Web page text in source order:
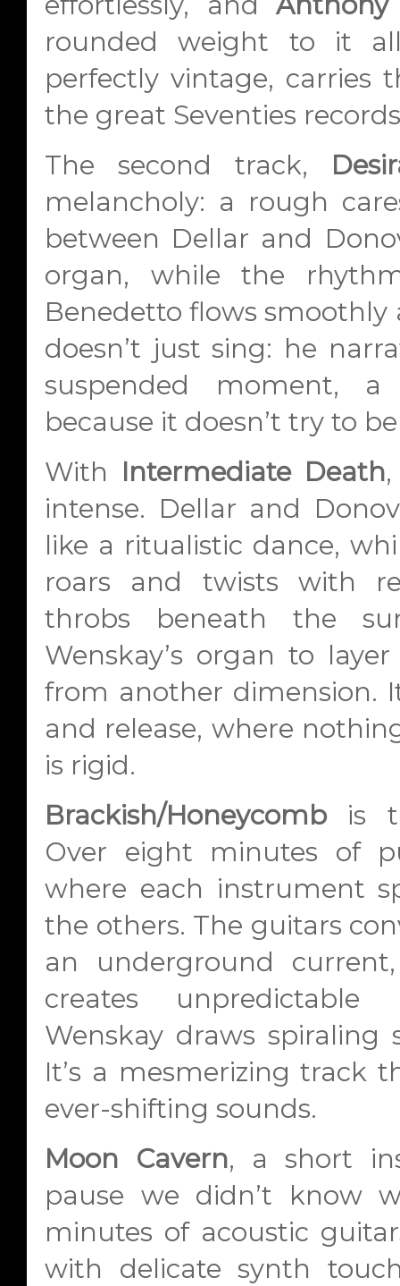
rounded weight to it
perfectly vintage, carries
the great Seventies
The second track,
melancholy: a rough
between Dellar and
organ, while the
Benedetto flows smoothly
doesn’t just sing: he
suspended moment,
because it doesn’t try to
With Intermediate Death
intense. Dellar and
like a ritualistic dance,
roars and twists with
throbs beneath the
Wenskay’s organ to
from another dimension.
and release, where
is rigid.
Brackish/Honeycombis
Over eight minutes of
where each instrument
the others. The guitars
an underground
creates
Wenskay draws spiraling
It’s a mesmerizing track
ever-shifting sounds.
Moon Cavern, a short
pause we didn’t know
minutes of acoustic
with delicate synth